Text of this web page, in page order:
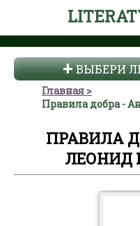
ВЫБЕРИ
Главная
Правила добра -
ПРАВИЛА
ЛЕОНИД